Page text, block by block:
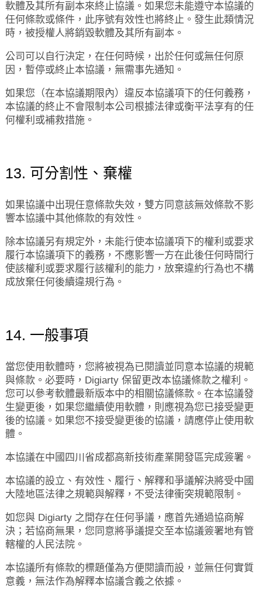
軟體及其所有副本來終止協議。如果您未能遵守本協議的
任何條款或條件，此序號有效性也將終止。發生此類情況
時，被授權人將銷毀軟體及其所有副本。
公司可以自行決定，在任何時候，出於任何或無任何原
因，暫停或終止本協議，無需事先通知。
如果您（在本協議期限內）違反本協議項下的任何義務，
本協議的終止不會限制本公司根據法律或衡平法享有的任
何權利或補救措施。
13. 可分割性、棄權
如果協議中出現任意條款失效，雙方同意該無效條款不影
響本協議中其他條款的有效性。
除本協議另有規定外，未能行使本協議項下的權利或要求
履行本協議項下的義務，不應影響一方在此後任何時間行
使該權利或要求履行該權利的能力，放棄違約行為也不構
成放棄任何後續違規行為。
14. 一般事項
當您使用軟體時，您將被視為已閱讀並同意本協議的規範
與條款。必要時，Digiarty 保留更改本協議條款之權利。
您可以參考軟體最新版本中的相關協議條款。在本協議發
生變更後，如果您繼續使用軟體，則應視為您已接受變更
後的協議。如果您不接受變更後的協議，請應停止使用軟
體。
本協議在中國四川省成都高新技術產業開發區完成簽署。
本協議的設立、有效性、履行、解釋和爭議解決將受中國
大陸地區法律之規範與解釋，不受法律衝突規範限制。
如您與 Digiarty 之間存在任何爭議，應首先通過協商解
決；若協商無果，您同意將爭議提交至本協議簽署地有管
轄權的人民法院。
本協議所有條款的標題僅為方便閱讀而設，並無任何實質
意義，無法作為解釋本協議含義之依據。